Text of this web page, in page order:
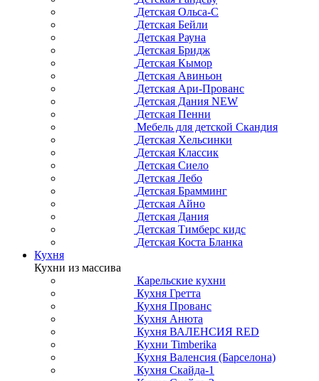
Детская Ольса-С
Детская Бейли
Детская Рауна
Детская Бридж
Детская Кымор
Детская Авиньон
Детская Ари-Прованс
Детская Дания NEW
Детская Пенни
Мебель для детской Скандия
Детская Хельсинки
Детская Классик
Детская Сиело
Детская Лебо
Детская Брамминг
Детская Айно
Детская Дания
Детская Тимберс кидс
Детская Коста Бланка
Кухня
Кухни из массива
Карельские кухни
Кухня Гретта
Кухня Прованс
Кухня Анюта
Кухня ВАЛЕНСИЯ RED
Кухни Timberika
Кухня Валенсия (Барселона)
Кухня Скайда-1